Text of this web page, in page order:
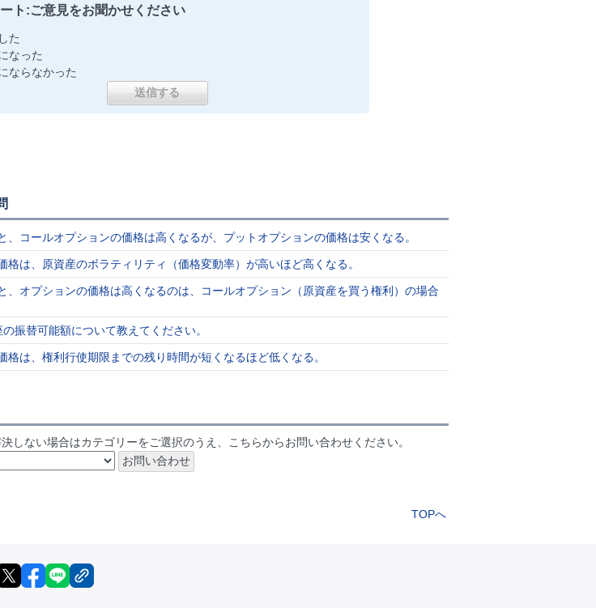
ト:ご意見をお聞かせください
た
なった
ならなかった
、コールオプションの価格は高くなるが、プットオプションの価格は安くなる。
格は、原資産のボラティリティ（価格変動率）が高いほど高くなる。
、オプションの価格は高くなるのは、コールオプション（原資産を買う権利）の場合
の振替可能額について教えてください。
格は、権利行使期限までの残り時間が短くなるほど低くなる。
しない場合はカテゴリーをご選択のうえ、こちらからお問い合わせください。
TOPへ
X facebook